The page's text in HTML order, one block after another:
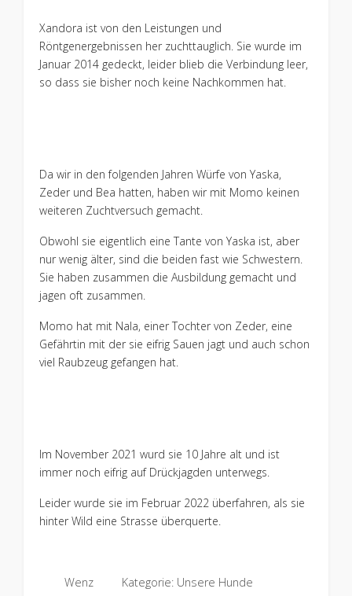
Xandora ist von den Leistungen und
Röntgenergebnissen her zuchttauglich. Sie wurde im
Januar 2014 gedeckt, leider blieb die Verbindung leer,
so dass sie bisher noch keine Nachkommen hat.
Da wir in den folgenden Jahren Würfe von Yaska,
Zeder und Bea hatten, haben wir mit Momo keinen
weiteren Zuchtversuch gemacht.
Obwohl sie eigentlich eine Tante von Yaska ist, aber
nur wenig älter, sind die beiden fast wie Schwestern.
Sie haben zusammen die Ausbildung gemacht und
jagen oft zusammen.
Momo hat mit Nala, einer Tochter von Zeder, eine
Gefährtin mit der sie eifrig Sauen jagt und auch schon
viel Raubzeug gefangen hat.
Im November 2021 wurd sie 10 Jahre alt und ist
immer noch eifrig auf Drückjagden unterwegs.
Leider wurde sie im Februar 2022 überfahren, als sie
hinter Wild eine Strasse überquerte.
Wenz Kategorie: Unsere Hunde